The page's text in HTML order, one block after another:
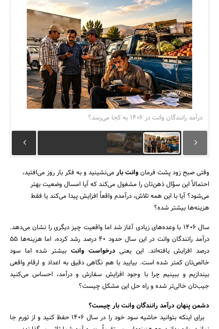
بانک، بیمه و سرمایه
مسکن و ساختمان
درآمد رانندگان وانت در ۱۴۰۶ به کجا می‌رسد؟
وقتی صبح زود پشت فرمانوانت بار می‌نشینید و به فکر بار روز می‌افتید،
احتمالاً این سؤال ذهن‌تان را مشغول می‌کند که آیا امسال وضعیت بهتر
می‌شود؟ آیا با این همه تلاش، درآمدم واقعاً افزایش پیدا می‌کند یا فقط
هزینه‌ها بیشتر شده؟
سال ۱۴۰۶ با وعده‌های زیادی آغاز شد اما واقعیت چیز دیگری را نشان می‌دهد.
درآمد رانندگان وانت در این سال حدود ۴۰ درصد رشد کرده، اما هزینه‌ها ۵۵
درصد افزایش یافته‌اند. این یعنیدرخواست وانت بیشتر شده اما سود
خالص‌تان کمتر شده است. بیایید با هم نگاهی دقیق به اعداد و ارقام واقعی
بیندازیم و ببینیم چرا با وجود افزایش سفارش و درآمد، احساس می‌کنید
جیب‌تان خالی‌تر شده و راه حل این مشکل چیست؟
دشمن پنهان درآمد رانندگان وانت بار چیست؟
برای اینکه بتوانید حاشیه سود خود را در سال ۱۴۰۶ حفظ کنید و از تورم جا